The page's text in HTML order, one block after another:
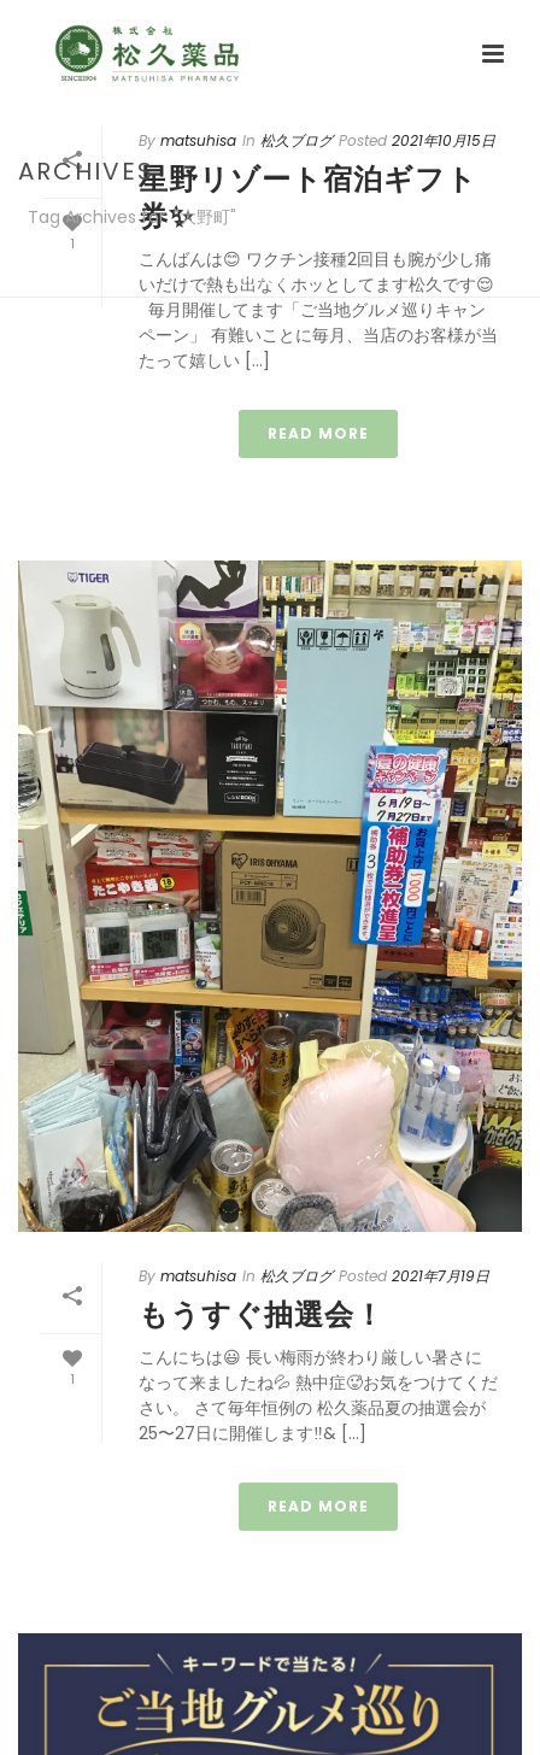
ARCHIVES
Tag Archives for: "大野町"
HOME /
1
By matsuhisa In 松久ブログ Posted 2021年10月15日
星野リゾート宿泊ギフト
券✨
こんばんは😊 ワクチン接種2回目も腕が少し痛
いだけで熱も出なくホッとしてます松久です😌
毎月開催してます「ご当地グルメ巡りキャン
ペーン」 有難いことに毎月、当店のお客様が当
たって嬉しい […]
READ MORE
1
By matsuhisa In 松久ブログ Posted 2021年7月19日
もうすぐ抽選会！
こんにちは😃 長い梅雨が終わり厳しい暑さに
なって来ましたね💦 熱中症🥵お気をつけてくだ
さい。 さて毎年恒例の 松久薬品夏の抽選会が
25〜27日に開催します‼& […]
READ MORE